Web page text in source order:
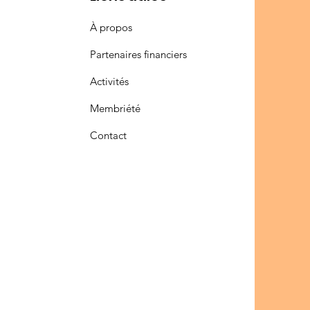
À propos
Partenaires financiers
Activités
Membriété
Contact